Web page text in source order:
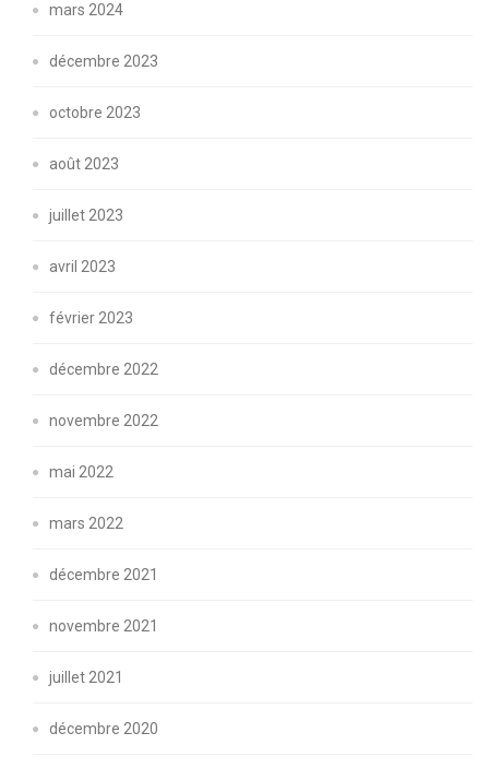
mars 2024
décembre 2023
octobre 2023
août 2023
juillet 2023
avril 2023
février 2023
décembre 2022
novembre 2022
mai 2022
mars 2022
décembre 2021
novembre 2021
juillet 2021
décembre 2020